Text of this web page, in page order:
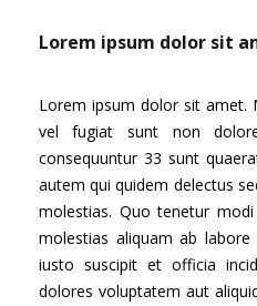
Lorem ipsum dolor sit
Lorem ipsum dolor sit amet.
vel fugiat sunt non
consequuntur 33 sunt
autem qui quidem delectus
molestias. Quo tenetur
molestias aliquam ab
iusto suscipit et officia
dolores voluptatem aut